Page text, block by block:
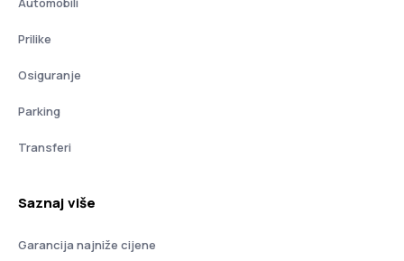
Prilike
Osiguranje
Parking
Transferi
Saznaj više
Garancija najniže cijene